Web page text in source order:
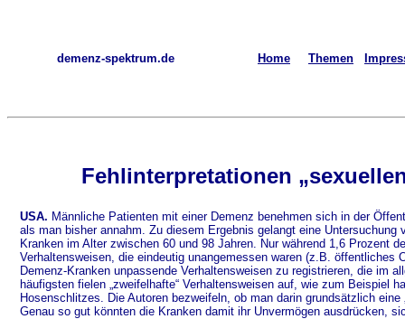
demenz-spektrum.de Home Themen
Fehlinterpretationen
USA. Männliche Patienten mit einer Demenz benehmen sich in der
als man bisher annahm. Zu diesem Ergebnis gelangt eine
Kranken im Alter zwischen 60 und 98 Jahren. Nur während 1,6 Prozent
Verhaltensweisen, die eindeutig unangemessen waren (z.B. öffentliches
Demenz-Kranken unpassende Verhaltensweisen zu registrieren, die im
häufigsten fielen „zweifelhafte“ Verhaltensweisen auf, wie zum Beispiel
Hosenschlitzes. Die Autoren bezweifeln, ob man darin grundsätzlich
Genau so gut könnten die Kranken damit ihr Unvermögen ausdrücken,